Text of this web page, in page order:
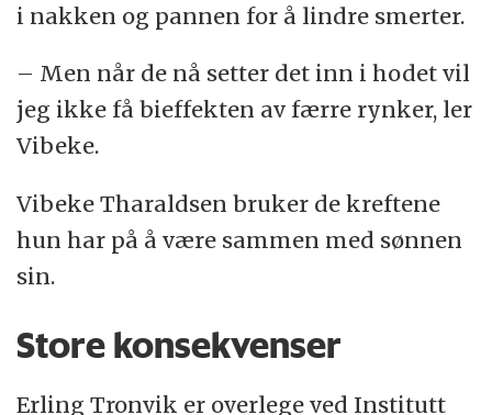
i nakken og pannen for å lindre smerter.
– Men når de nå setter det inn i hodet vil
jeg ikke få bieffekten av færre rynker, ler
Vibeke.
Vibeke Tharaldsen bruker de kreftene
hun har på å være sammen med sønnen
sin.
Store konsekvenser
Erling Tronvik er overlege ved Institutt